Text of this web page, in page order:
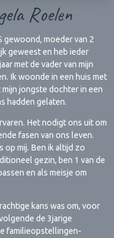
Roelen
gewoond, moeder van 2
geweest en heb ieder
met de vader van mijn
Ik woonde in een huis met
mijn jongste dochter in een
hadden gelaten.
Het nodigt ons uit om
fasen van ons leven.
op mij. Ben ik altijd zo
gezin, ben 1 van de
en als meisje om
kans was om, voor
de 3jarige
familieopstellingen-